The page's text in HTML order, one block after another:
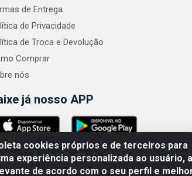
cookies próprios e de terceiros para
experiência personalizada ao usuário,
de acordo com o seu perfil e
de Entrega
de Privacidade
de Troca e Devolução
Comprar
nós
já nosso APP
ABRASEG COMÉRCIO ATACADISTA LTDA